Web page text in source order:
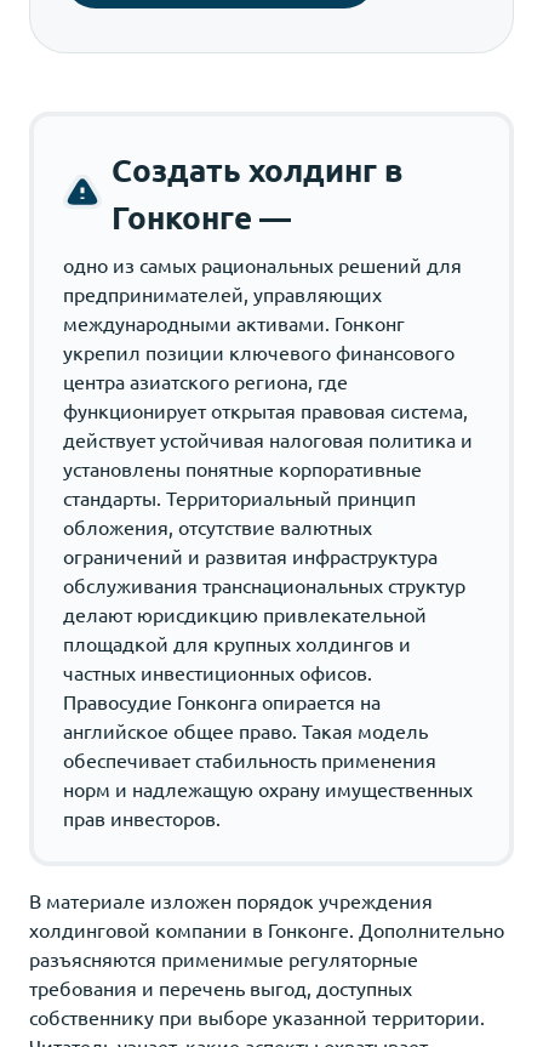
Создать холдинг в
Гонконге —
одно из самых рациональных решений для
предпринимателей, управляющих
международными активами. Гонконг
укрепил позиции ключевого финансового
центра азиатского региона, где
функционирует открытая правовая система,
действует устойчивая налоговая политика и
установлены понятные корпоративные
стандарты. Территориальный принцип
обложения, отсутствие валютных
ограничений и развитая инфраструктура
обслуживания транснациональных структур
делают юрисдикцию привлекательной
площадкой для крупных холдингов и
частных инвестиционных офисов.
Правосудие Гонконга опирается на
английское общее право. Такая модель
обеспечивает стабильность применения
норм и надлежащую охрану имущественных
прав инвесторов.
В материале изложен порядок учреждения
холдинговой компании в Гонконге. Дополнительно
разъясняются применимые регуляторные
требования и перечень выгод, доступных
собственнику при выборе указанной территории.